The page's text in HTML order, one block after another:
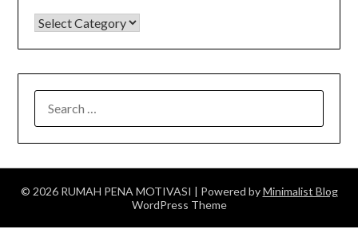
KATEGORI
FOR:
© 2026 RUMAH PENA MOTIVASI | Powered byMinimalist Blog
WordPress Theme